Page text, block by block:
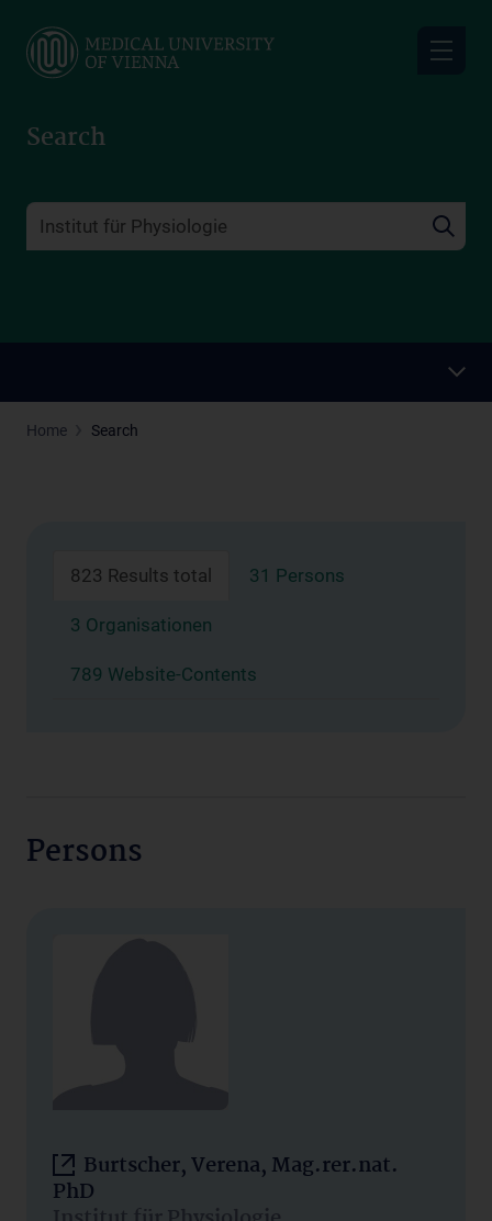
main
Search
Home Search
823 Results total 31 Persons
3 Organisationen
789 Website-Contents
Persons
Burtscher, Verena, Mag.rer.nat.
PhD